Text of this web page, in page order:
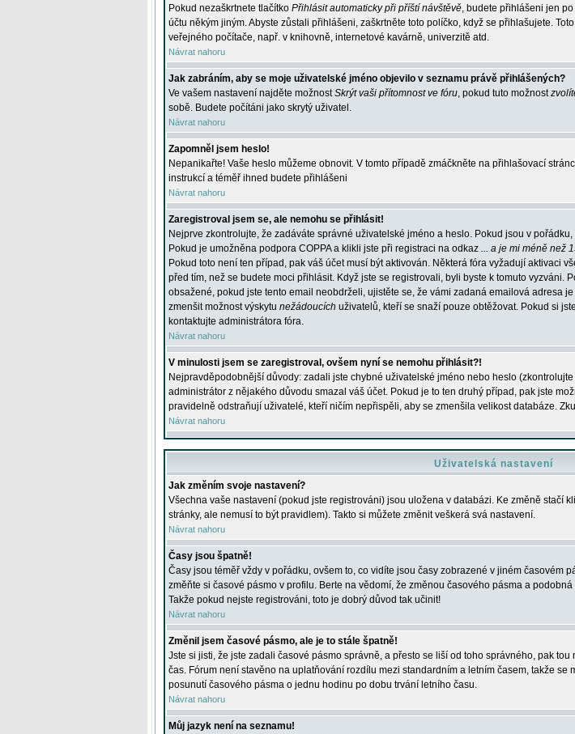
Pokud nezaškrtnete tlačítko Přihlásit automaticky při příští návštěvě, budete přihlášeni jen
účtu někým jiným. Abyste zůstali přihlášeni, zaškrtněte toto políčko, když se přihlašujete.
veřejného počítače, např. v knihovně, internetové kavárně, univerzitě atd.
Návrat nahoru
Jak zabráním, aby se moje uživatelské jméno objevilo v seznamu právě přihlášených?
Ve vašem nastavení najděte možnostSkrýt vaši přítomnost ve fóru, pokud tuto možnost
sobě. Budete počítáni jako skrytý uživatel.
Návrat nahoru
Zapomněl jsem heslo!
Nepanikařte! Vaše heslo můžeme obnovit. V tomto případě zmáčkněte na přihlašovací
instrukcí a téměř ihned budete přihlášeni
Návrat nahoru
Zaregistroval jsem se, ale nemohu se přihlásit!
Nejprve zkontrolujte, že zadáváte správné uživatelské jméno a heslo. Pokud jsou v
Pokud je umožněna podpora COPPA a klikli jste při registraci na odkaz ... a je mi méně než
Pokud toto není ten případ, pak váš účet musí být aktivován. Některá fóra vyžadují aktivaci
před tím, než se budete moci přihlásit. Když jste se registrovali, byli byste k tomuto vyzváni.
obsažené, pokud jste tento email neobdrželi, ujistěte se, že vámi zadaná emailová adresa
zmenšit možnost výskytu nežádoucích uživatelů, kteří se snaží pouze obtěžovat. Pokud si
kontaktujte administrátora fóra.
Návrat nahoru
V minulosti jsem se zaregistroval, ovšem nyní se nemohu přihlásit?!
Nejpravděpodobnější důvody: zadali jste chybné uživatelské jméno nebo heslo
administrátor z nějakého důvodu smazal váš účet. Pokud je to ten druhý případ, pak jste
pravidelně odstraňují uživatelé, kteří ničím nepřispěli, aby se zmenšila velikost databáze.
Návrat nahoru
Uživatelská nastavení
Jak změním svoje nastavení?
Všechna vaše nastavení (pokud jste registrováni) jsou uložena v databázi. Ke změně stačí
stránky, ale nemusí to být pravidlem). Takto si můžete změnit veškerá svá nastavení.
Návrat nahoru
Časy jsou špatně!
Časy jsou téměř vždy v pořádku, ovšem to, co vidíte jsou časy zobrazené v jiném časovém
změňte si časové pásmo v profilu. Berte na vědomí, že změnou časového pásma a
Takže pokud nejste registrováni, toto je dobrý důvod tak učinit!
Návrat nahoru
Změnil jsem časové pásmo, ale je to stále špatně!
Jste si jisti, že jste zadali časové pásmo správně, a přesto se liší od toho správného, pak
čas. Fórum není stavěno na uplatňování rozdílu mezi standardním a letním časem, takže
posunutí časového pásma o jednu hodinu po dobu trvání letního času.
Návrat nahoru
Můj jazyk není na seznamu!